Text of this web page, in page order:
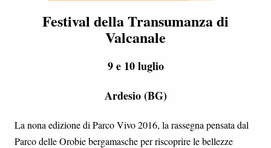
Festival della Transumanza di
Valcanale
9 e 10 luglio
Ardesio (BG)
La nona edizione di Parco Vivo 2016, la rassegna pensata dal
Parco delle Orobie bergamasche per riscoprire le bellezze